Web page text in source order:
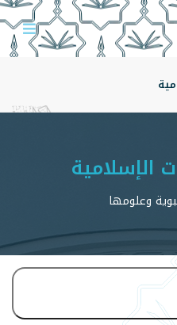
الإسلامية
وعلومها